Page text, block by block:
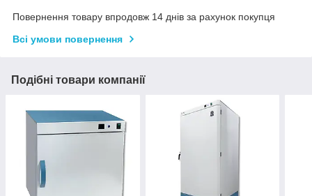
Повернення товару впродовж 14 днів за рахунок покупця
Всі умови повернення
Подібні товари компанії